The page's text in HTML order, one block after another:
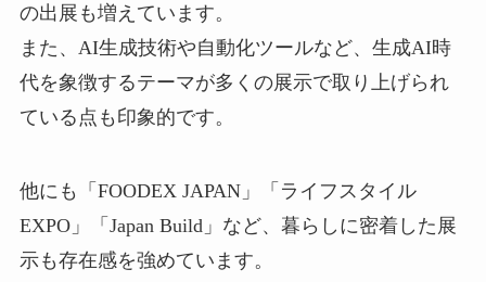
の出展も増えています。
また、AI生成技術や自動化ツールなど、生成AI時
代を象徴するテーマが多くの展示で取り上げられ
ている点も印象的です。
他にも「FOODEX JAPAN」「ライフスタイル
EXPO」「Japan Build」など、暮らしに密着した展
示も存在感を強めています。